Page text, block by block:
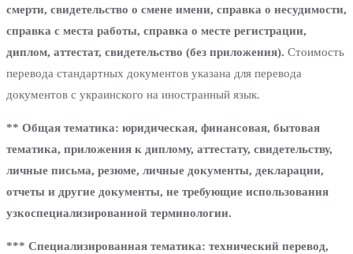
смерти, свидетельство о смене имени, справка о несудимости,
справка с места работы, справка о месте регистрации,
диплом, аттестат, свидетельство (без приложения). Стоимость
перевода стандартных документов указана для перевода
документов с украинского на иностранный язык.
** Общая тематика: юридическая, финансовая, бытовая
тематика, приложения к диплому, аттестату, свидетельству,
личные письма, резюме, личные документы, декларации,
отчеты и другие документы, не требующие использования
узкоспециализированной терминологии.
*** Специализированная тематика: технический перевод,